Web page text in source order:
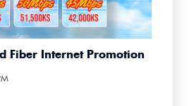
Fiber Internet Promotion